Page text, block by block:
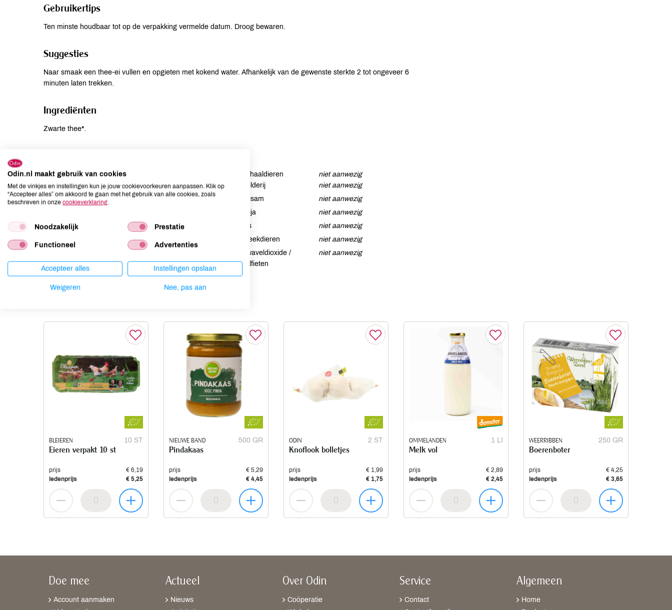
Gebruikertips
Ten minste houdbaar tot op de verpakking vermelde datum. Droog bewaren.
Suggesties
Naar smaak een thee-ei vullen en opgieten met kokend water. Afhankelijk van de gewenste sterkte 2 tot ongeveer 6
minuten laten trekken.
Ingrediënten
Zwarte thee*.
Aardnoten
niet aanwezig
Ei
niet aanwezig
Gluten
Lupine
niet aanwezig
Mosterd
niet aanwezig
Schaaldieren
niet aanwezig
Selderij
niet aanwezig
Sesam
niet aanwezig
Soja
niet aanwezig
Vis
niet aanwezig
Weekdieren
niet aanwezig
Zwaveldioxide /
sulfieten
niet aanwezig
BLEIEREN 10 ST
Eieren verpakt 10 st
prijs
€ 6,19
ledenprijs
€ 5,25
NIEUWE BAND 500 GR
Pindakaas
prijs
€ 5,29
ledenprijs
€ 4,45
ODIN 2 ST
Knoflook bolletjes
prijs
€ 1,99
ledenprijs
€ 1,75
OMMELANDEN 1 LI
Melk vol
prijs
€ 2,89
ledenprijs
€ 2,45
WEERRIBBEN 250 GR
Boerenboter
prijs
€ 4,25
ledenprijs
€ 3,65
Doe mee
Account aanmaken
Actueel
Nieuws
Over Odin
Coöperatie
Service
Contact
Algemeen
Home
Odin.nl maakt gebruik van cookies
Met de vinkjes en instellingen kun je jouw cookievoorkeuren aanpassen. Klik op
“Accepteer alles” om akkoord te gaan met het gebruik van alle cookies, zoals
beschreven in onze cookieverklaring.
Noodzakelijk Prestatie
Functioneel Advertenties
Accepteer alles Instellingen opslaan
Weigeren Nee, pas aan